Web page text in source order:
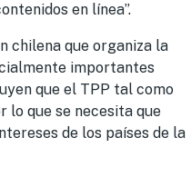
en línea”.
chilena que organiza la
importantes
que el TPP tal como
lo que se necesita que
de los países de la